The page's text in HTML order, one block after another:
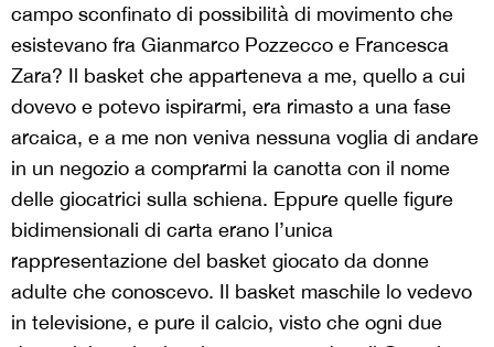
campo sconfinato di possibilità di movimento che
esistevano fra Gianmarco Pozzecco e Francesca
Zara? Il basket che apparteneva a me, quello a cui
dovevo e potevo ispirarmi, era rimasto a una fase
arcaica, e a me non veniva nessuna voglia di andare
in un negozio a comprarmi la canotta con il nome
delle giocatrici sulla schiena. Eppure quelle figure
bidimensionali di carta erano l’unica
rappresentazione del basket giocato da donne
adulte che conoscevo. Il basket maschile lo vedevo
in televisione, e pure il calcio, visto che ogni due